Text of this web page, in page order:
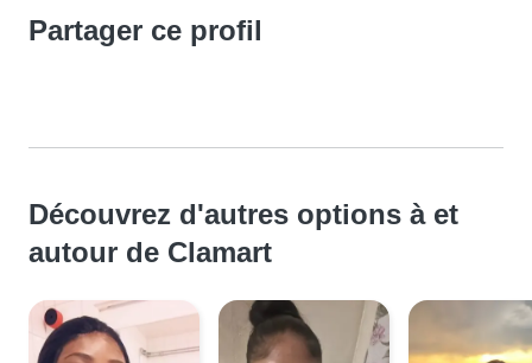
Partager ce profil
Découvrez d'autres options à et
autour de Clamart